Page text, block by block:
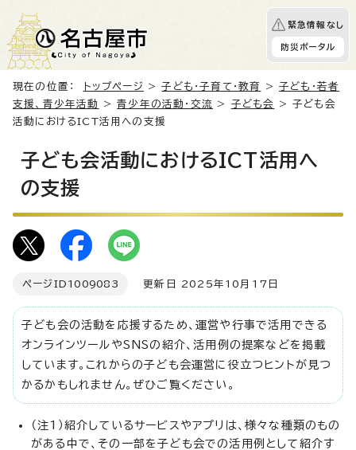
緊急情報なし
防災ポータル
現在の位置： トップページ >子ども・子育て・教育 >子ども・若者
支援、青少年活動
>青少年の活動・交流 > 子ども会
> 子ども会
活動におけるICT活用への支援
子ども会活動におけるICT活用へ
の支援
ページID 1009083 更新日 2025年10月17日
子ども会の活動を応援するため、運営や行事で活用できる
オンラインツールやSNSの紹介、活用例の提案などを掲載
しています。これからの子ども会運営に役立つヒントが見つ
かるかもしれません。ぜひご覧ください。
（注1）紹介しているサービスやアプリは、様々な種類のもの
がある中で、その一部を子ども会での活用例として紹介す